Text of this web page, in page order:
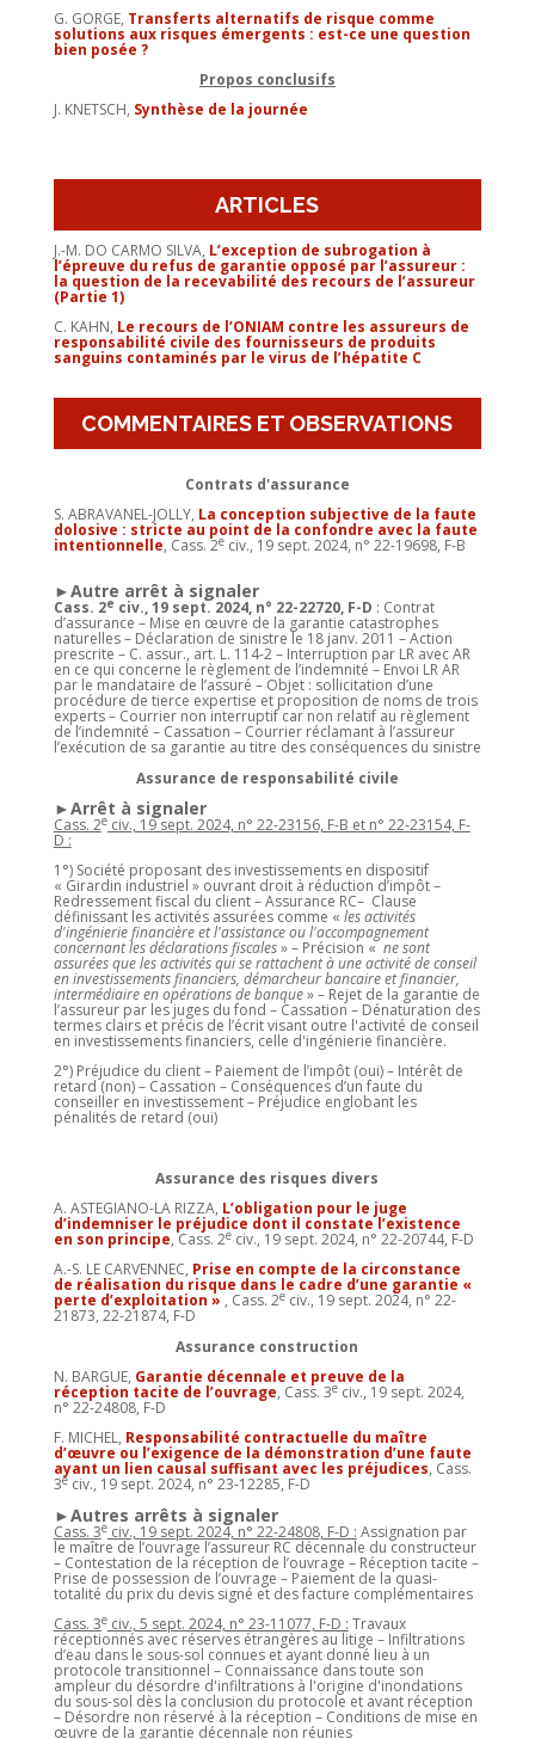
G. GORGE, Transferts alternatifs de risque comme
solutions aux risques émergents : est-ce une question
bien posée ?
Propos conclusifs
J. KNETSCH, Synthèse de la journée
ARTICLES
J.-M. DO CARMO SILVA, L’exception de subrogation à
l’épreuve du refus de garantie opposé par l’assureur :
la question de la recevabilité des recours de l’assureur
(Partie 1)
C. KAHN, Le recours de l’ONIAM contre les assureurs de
responsabilité civile des fournisseurs de produits
sanguins contaminés par le virus de l’hépatite C
COMMENTAIRES ET OBSERVATIONS
Contrats d'assurance
S. ABRAVANEL-JOLLY, La conception subjective de la faute
dolosive : stricte au point de la confondre avec la faute
intentionnelle, Cass. 2eciv., 19 sept. 2024, n° 22-19698, F-B
►Autre arrêt à signaler
Cass. 2e civ., 19 sept. 2024, n° 22-22720, F-D : Contrat
d’assurance – Mise en œuvre de la garantie catastrophes
naturelles – Déclaration de sinistre le 18 janv. 2011 – Action
prescrite – C. assur., art. L. 114-2 – Interruption par LR avec AR
en ce qui concerne le règlement de l’indemnité – Envoi LR AR
par le mandataire de l’assuré – Objet : sollicitation d’une
procédure de tierce expertise et proposition de noms de trois
experts – Courrier non interruptif car non relatif au règlement
de l’indemnité – Cassation – Courrier réclamant à l’assureur
l’exécution de sa garantie au titre des conséquences du sinistre
Assurance de responsabilité civile
►Arrêt à signaler
Cass. 2eciv., 19 sept. 2024, n° 22-23156, F-B et n° 22-23154, F-
D :
1°) Société proposant des investissements en dispositif
« Girardin industriel » ouvrant droit à réduction d’impôt –
Redressement fiscal du client – Assurance RC– Clause
définissant les activités assurées comme « les activités
d'ingénierie financière et l'assistance ou l'accompagnement
concernant les déclarations fiscales» – Précision «ne sont
assurées que les activités qui se rattachent à une activité de conseil
en investissements financiers, démarcheur bancaire et financier,
intermédiaire en opérations de banque» – Rejet de la garantie de
l’assureur par les juges du fond – Cassation – Dénaturation des
termes clairs et précis de l’écrit visant outre l'activité de conseil
en investissements financiers, celle d'ingénierie financière.
2°) Préjudice du client – Paiement de l’impôt (oui) – Intérêt de
retard (non) – Cassation – Conséquences d’un faute du
conseiller en investissement – Préjudice englobant les
pénalités de retard (oui)
Assurance des risques divers
A. ASTEGIANO-LA RIZZA, L’obligation pour le juge
d’indemniser le préjudice dont il constate l’existence
en son principe, Cass. 2eciv., 19 sept. 2024, n° 22-20744, F-D
A.-S. LE CARVENNEC, Prise en compte de la circonstance
de réalisation du risque dans le cadre d’une garantie «
perte d’exploitation » , Cass. 2eciv., 19 sept. 2024, n° 22-
21873, 22-21874, F-D
Assurance construction
N. BARGUE, Garantie décennale et preuve de la
réception tacite de l’ouvrage, Cass. 3eciv., 19 sept. 2024,
n° 22-24808, F-D
F. MICHEL, Responsabilité contractuelle du maître
d’œuvre ou l’exigence de la démonstration d’une faute
ayant un lien causal suffisant avec les préjudices, Cass.
3eciv., 19 sept. 2024, n° 23-12285, F-D
►Autres arrêts à signaler
Cass. 3eciv., 19 sept. 2024, n° 22-24808, F-D : Assignation par
le maître de l’ouvrage l’assureur RC décennale du constructeur
– Contestation de la réception de l’ouvrage – Réception tacite –
Prise de possession de l’ouvrage – Paiement de la quasi-
totalité du prix du devis signé et des facture complémentaires
Cass. 3eciv., 5 sept. 2024, n° 23-11077, F-D : Travaux
réceptionnés avec réserves étrangères au litige – Infiltrations
d’eau dans le sous-sol connues et ayant donné lieu à un
protocole transitionnel – Connaissance dans toute son
ampleur du désordre d'infiltrations à l'origine d'inondations
du sous-sol dès la conclusion du protocole et avant réception
– Désordre non réservé à la réception – Conditions de mise en
œuvre de la garantie décennale non réunies